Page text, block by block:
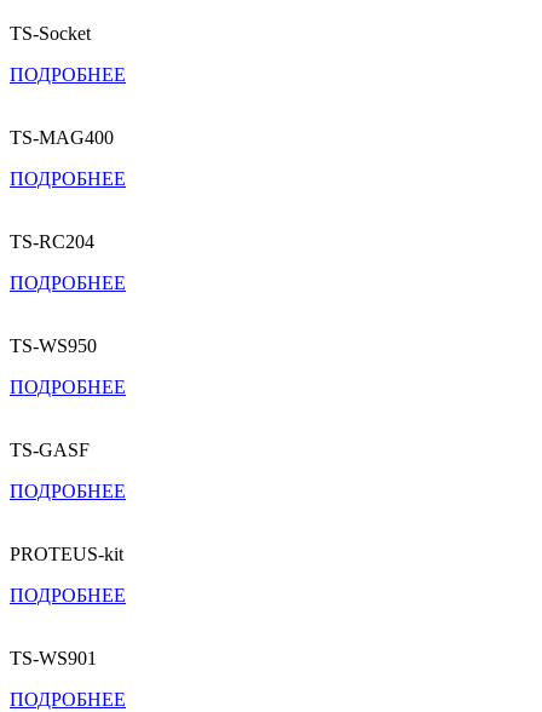
TS-Socket
ПОДРОБНЕЕ
TS-MAG400
ПОДРОБНЕЕ
TS-RC204
ПОДРОБНЕЕ
TS-WS950
ПОДРОБНЕЕ
TS-GASF
ПОДРОБНЕЕ
PROTEUS-kit
ПОДРОБНЕЕ
TS-WS901
ПОДРОБНЕЕ